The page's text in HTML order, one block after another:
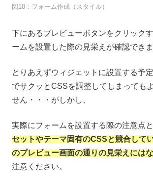
図10：フォーム作成（スタイル）
下にあるプレビューボタンをクリック
ームを設置した際の見栄えが確認できま
とりあえずウィジェットに設置する予
でサクッとCSSを調整してしまっても
せん・・・がしかし、
実際にフォームを設置する際の注意点と
セットやテーマ固有のCSSと競合して
のプレビュー画面の通りの見栄えには
注意ください。